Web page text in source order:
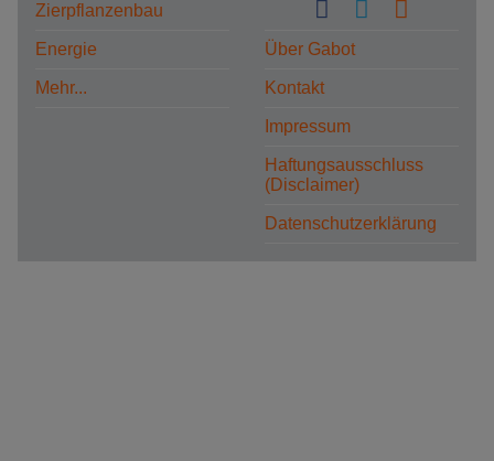
Zierpflanzenbau
Energie
Mehr...
Über Gabot
Kontakt
Impressum
Haftungsausschluss
(Disclaimer)
Datenschutzerklärung